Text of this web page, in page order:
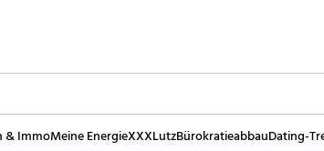
& ImmoMeine EnergieXXXLutzBürokratieabbauDating-